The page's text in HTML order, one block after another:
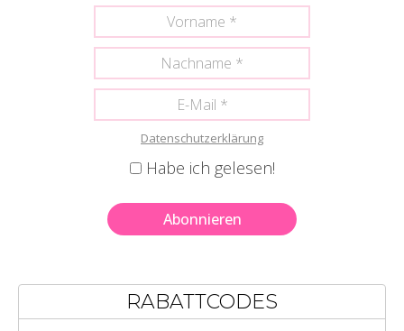
Datenschutzerklärung
Habe ich gelesen!
RABATTCODES